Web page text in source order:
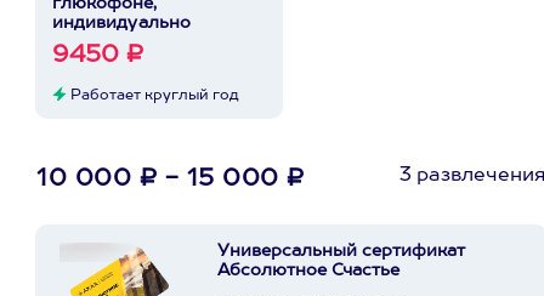
глюкофоне,
индивидуально
9450 ₽
Работает круглый год
10 000 ₽ - 15 000 ₽ 3
Универсальный сертификат
Абсолютное Счастье